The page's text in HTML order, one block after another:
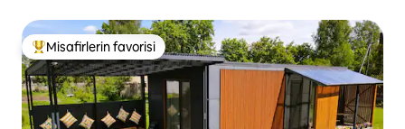
Misafirlerin favorilerinden en beğenilenler arasında
Misafirlerin favorisi